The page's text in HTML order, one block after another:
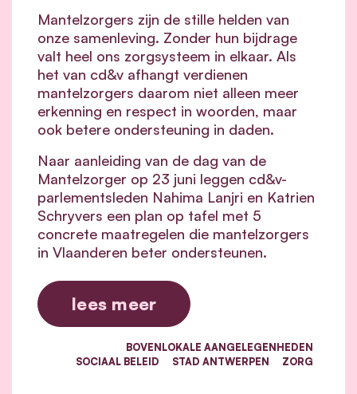
Mantelzorgers zijn de stille helden van
onze samenleving. Zonder hun bijdrage
valt heel ons zorgsysteem in elkaar. Als
het van cd&v afhangt verdienen
mantelzorgers daarom niet alleen meer
erkenning en respect in woorden, maar
ook betere ondersteuning in daden.
Naar aanleiding van de dag van de
Mantelzorger op 23 juni leggen cd&v-
parlementsleden Nahima Lanjri en Katrien
Schryvers een plan op tafel met 5
concrete maatregelen die mantelzorgers
in Vlaanderen beter ondersteunen.
lees meer
BOVENLOKALE AANGELEGENHEDEN
SOCIAAL BELEID
STAD ANTWERPEN ZORG